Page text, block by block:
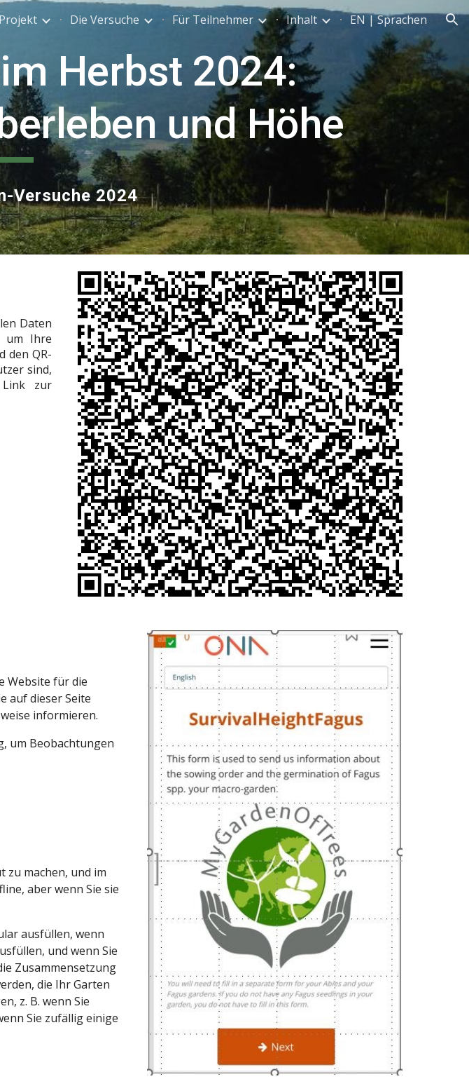
Skip to navigation
Die Versuche Für Teilnehmer Inhalt EN | Sprachen
Herbst 2024:
und Höhe
Versuche 2024
Daten
um Ihre
den QR-
sind,
zur
Website für die
auf dieser Seite
informieren.
um Beobachtungen
zu machen, und im
aber wenn Sie sie
ausfüllen, wenn
und wenn Sie
Zusammensetzung
die Ihr Garten
z. B. wenn Sie
Sie zufällig einige